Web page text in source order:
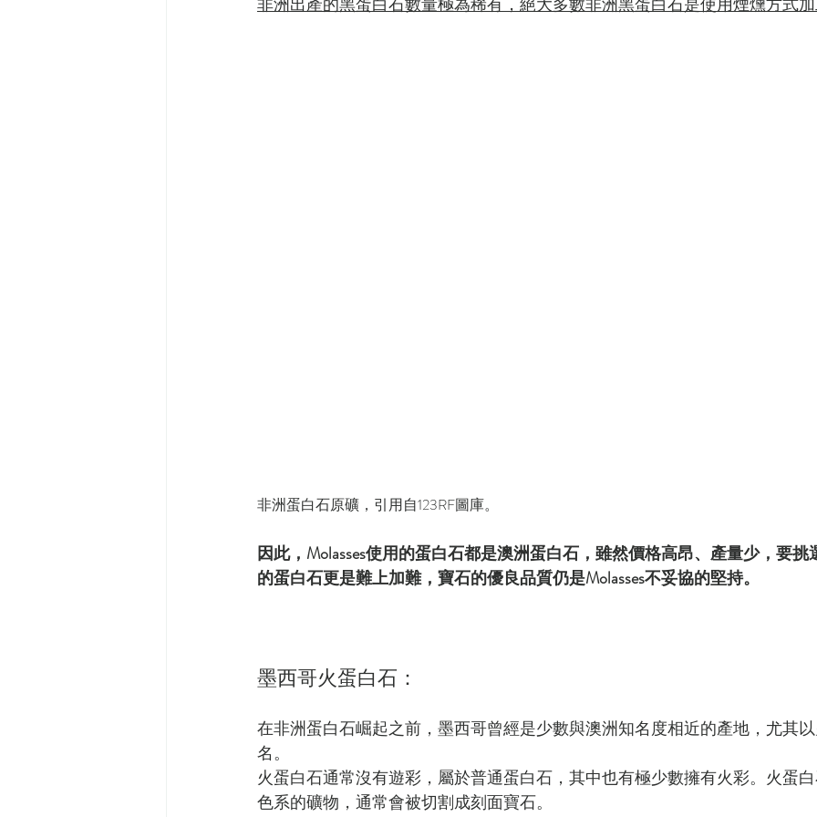
非洲出產的黑蛋白石數量極為稀有，絕大多數非洲黑蛋白石是使用煙燻方式
非洲蛋白石原礦，引用自123RF圖庫。
因此，Molasses使用的蛋白石都是澳洲蛋白石，雖然價格高昂、產量少，要
的蛋白石更是難上加難，寶石的優良品質仍是Molasses不妥協的堅持。
墨西哥火蛋白石：
在非洲蛋白石崛起之前，墨西哥曾經是少數與澳洲知名度相近的產地，尤其
名。
火蛋白石通常沒有遊彩，屬於普通蛋白石，其中也有極少數擁有火彩。火蛋
色系的礦物，通常會被切割成刻面寶石。